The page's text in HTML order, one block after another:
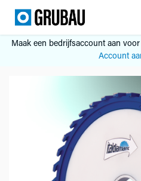
Overslaan naar inhoud
Maak een bedrijfsaccount aan
Account